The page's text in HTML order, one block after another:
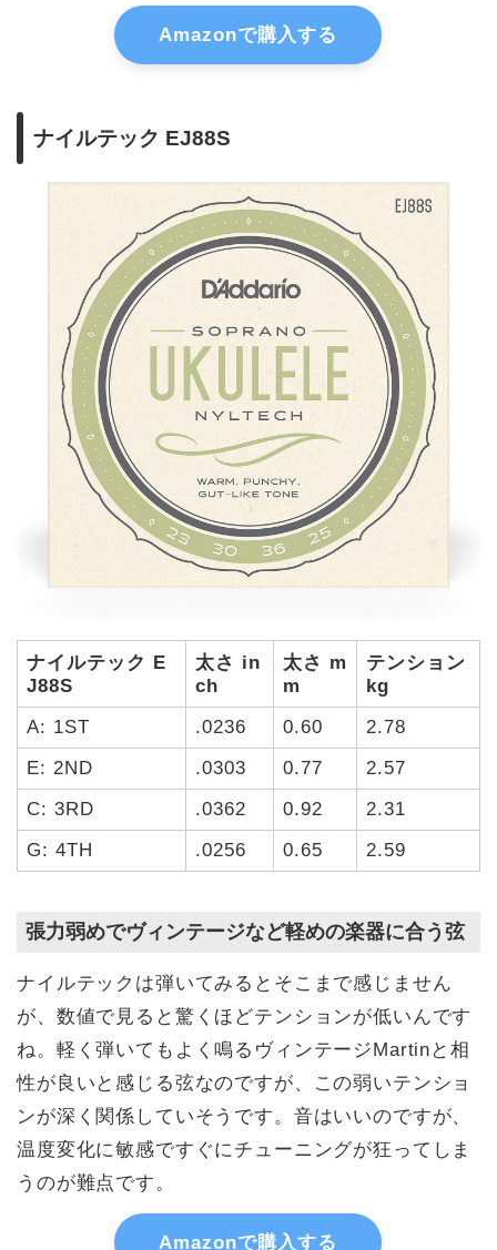
Amazonで購入する
ナイルテック EJ88S
ナイルテック E
J88S
太さ in
ch
太さ m
m
テンション
kg
A: 1ST
.0236 0.60
2.78
E: 2ND
.0303 0.77
2.57
C: 3RD
.0362 0.92
2.31
G: 4TH
.0256 0.65 2.59
張力弱めでヴィンテージなど軽めの楽器に合う弦
ナイルテックは弾いてみるとそこまで感じません
が、数値で見ると驚くほどテンションが低いんです
ね。軽く弾いてもよく鳴るヴィンテージMartinと相
性が良いと感じる弦なのですが、この弱いテンショ
ンが深く関係していそうです。音はいいのですが、
温度変化に敏感ですぐにチューニングが狂ってしま
うのが難点です。
Amazonで購入する